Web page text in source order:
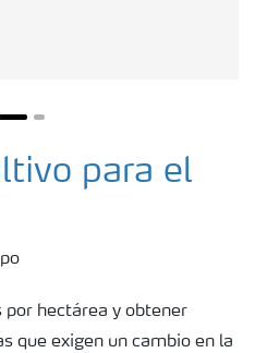
para el
hectárea y obtener
que exigen un cambio en la